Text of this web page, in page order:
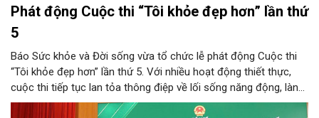
Phát động Cuộc thi “Tôi khỏe đẹp hơn” lần thứ
5
Báo Sức khỏe và Đời sống vừa tổ chức lễ phát động Cuộc thi
“Tôi khỏe đẹp hơn” lần thứ 5. Với nhiều hoạt động thiết thực,
cuộc thi tiếp tục lan tỏa thông điệp về lối sống năng động, lành
mạnh và khuyến khích người dân chủ động chăm sóc sức khỏe.